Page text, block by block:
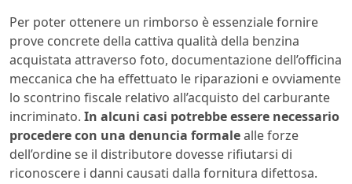
Per poter ottenere un rimborso è essenziale fornire
prove concrete della cattiva qualità della benzina
acquistata attraverso foto, documentazione dell’officina
meccanica che ha effettuato le riparazioni e ovviamente
lo scontrino fiscale relativo all’acquisto del carburante
incriminato. In alcuni casi potrebbe essere necessario
procedere con una denuncia formalealle forze
dell’ordine se il distributore dovesse rifiutarsi di
riconoscere i danni causati dalla fornitura difettosa.